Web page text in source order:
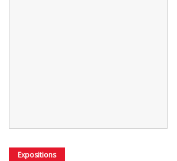
Expositions